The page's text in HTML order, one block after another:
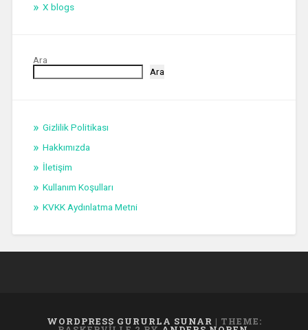
X blogs
Ara
Ara
Gizlilik Politikası
Hakkımızda
İletişim
Kullanım Koşulları
KVKK Aydınlatma Metni
WORDPRESS GURURLA SUNAR | THEME: